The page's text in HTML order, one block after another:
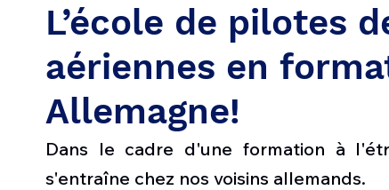
Patrimoine aéronautique Avionique & pilotage
Motorisation
L’école de pilotes
aériennes en
Allemagne!
Dans le cadre d'une formation à
s'entraîne chez nos voisins allemands.